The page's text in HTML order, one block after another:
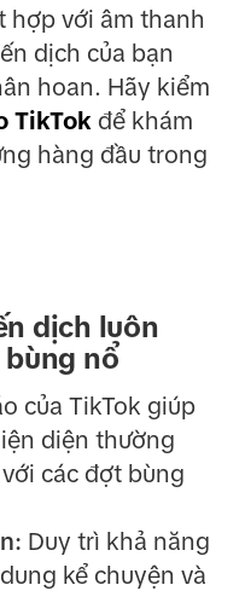
hợp với âm thanh
dịch của bạn
hoan. Hãy kiểm
TikTok để khám
hàng đầu trong
dịch luôn
nổ
của TikTok giúp
diện thường
các đợt bùng
Duy trì khả năng
kể chuyện và